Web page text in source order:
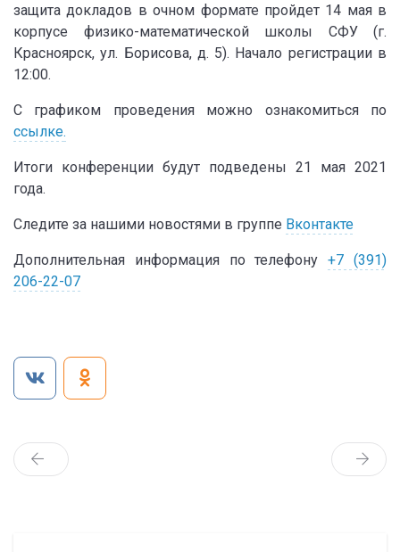
защита докладов в очном формате пройдет 14 мая в
корпусе физико-математической школы СФУ (г.
Красноярск, ул. Борисова, д. 5). Начало регистрации в
12:00.
С графиком проведения можно ознакомиться по
ссылке.
Итоги конференции будут подведены 21 мая 2021
года.
Следите за нашими новостями в группе Вконтакте
Дополнительная информация по телефону+7 (391)
206-22-07